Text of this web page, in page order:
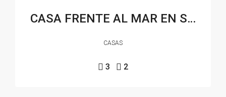
CASA FRENTE AL MAR EN SAUCE GRANDE
CASAS
3 2